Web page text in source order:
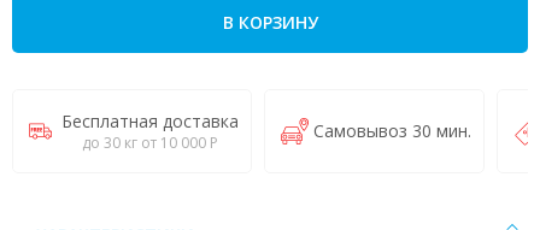
В КОРЗИНУ
Бесплатная доставка
до 30 кг от 10 000 Р
Самовывоз 30 мин.